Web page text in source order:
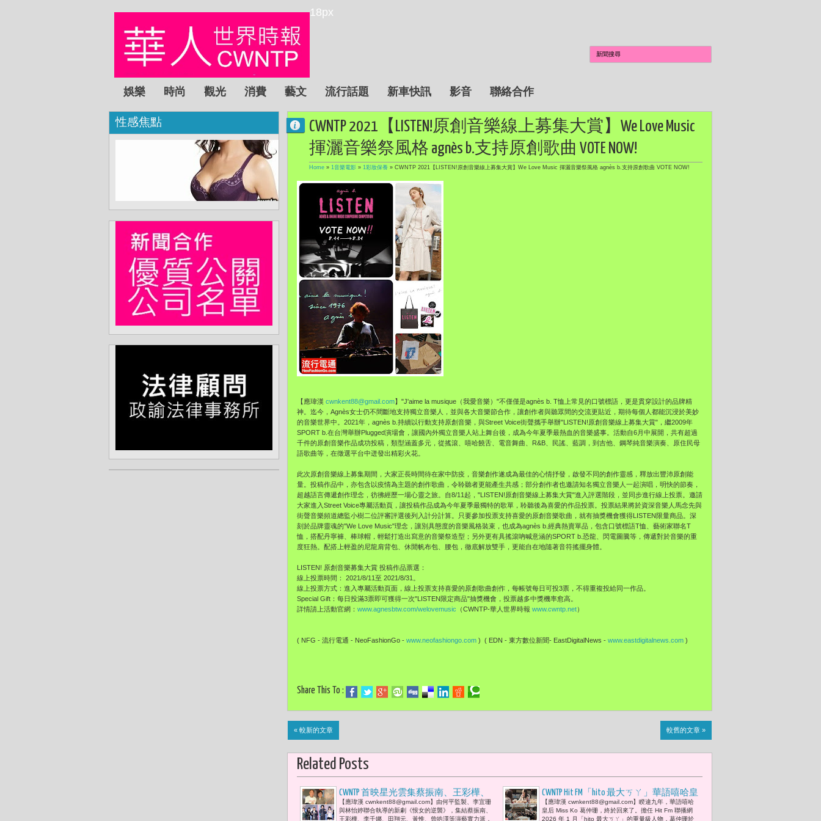
18px
娛樂 時尚 觀光 消費 藝文 流行話題 新車快訊 影音 聯絡合作
CWNTP 2021【LISTEN!原創音樂線上募集大賞】We Love Music
揮灑音樂祭風格 agnès b.支持原創歌曲 VOTE NOW!
Home » 1音樂電影 » 1彩妝保養 » CWNTP 2021【LISTEN!原創音樂線上募集大賞】We Love Music 揮灑音樂祭風格 agnès b.支持原創歌曲 VOTE NOW!
【應瑋漢 cwnkent88@gmail.com】"J'aime la musique（我愛音樂）"不僅僅是agnès b. T恤上常見的口號標語，更是貫穿設計的品牌精
神。迄今，Agnès女士仍不間斷地支持獨立音樂人，並與各大音樂節合作，讓創作者與聽眾間的交流更貼近，期待每個人都能沉浸於美妙
的音樂世界中。2021年，agnès b.持續以行動支持原創音樂，與Street Voice街聲攜手舉辦"LISTEN!原創音樂線上募集大賞"，繼2009年
SPORT b.在台灣舉辦Plugged演場會，讓國內外獨立音樂人站上舞台後，成為今年夏季最熱血的音樂盛事。活動自6月中展開，共有超過
千件的原創音樂作品成功投稿，類型涵蓋多元，從搖滾、嘻哈饒舌、電音舞曲、R&B、民謠、藍調，到吉他、鋼琴純音樂演奏、原住民母
語歌曲等，在徵選平台中迸發出精彩火花。
此次原創音樂線上募集期間，大家正長時間待在家中防疫，音樂創作遂成為最佳的心情抒發，啟發不同的創作靈感，釋放出豐沛原創能
量。投稿作品中，亦包含以疫情為主題的創作歌曲，令聆聽者更能產生共感；部分創作者也邀請知名獨立音樂人一起演唱，明快的節奏，
超越語言傳遞創作理念，彷彿經歷一場心靈之旅。自8/11起，"LISTEN!原創音樂線上募集大賞"進入評選階段，並同步進行線上投票。邀請
大家進入Street Voice專屬活動頁，讓投稿作品成為今年夏季最獨特的歌單，聆聽後為喜愛的作品投票。投票結果將於資深音樂人馬念先與
街聲音樂頻道總監小樹二位評審評選後列入計分計算。只要參加投票支持喜愛的原創音樂歌曲，就有抽獎機會獲得LISTEN限量商品。深
刻於品牌靈魂的"We Love Music"理念，讓別具態度的音樂風格裝束，也成為agnès b.經典熱賣單品，包含口號標語T恤、藝術家聯名T
恤，搭配丹寧褲、棒球帽，輕鬆打造出寫意的音樂祭造型；另外更有具搖滾吶喊意涵的SPORT b.恐龍、閃電圖騰等，傳遞對於音樂的重
度狂熱。配搭上輕盈的尼龍肩背包、休閒帆布包、腰包，徹底解放雙手，更能自在地隨著音符搖擺身體。
LISTEN! 原創音樂募集大賞 投稿作品票選：
線上投票時間： 2021/8/11至 2021/8/31。
線上投票方式：進入專屬活動頁面，線上投票支持喜愛的原創歌曲創作，每帳號每日可投3票，不得重複投給同一作品。
Special Gift：每日投滿3票即可獲得一次"LISTEN限定商品"抽獎機會，投票越多中獎機率愈高。
詳情請上活動官網： www.agnesbtw.com/welovemusic （CWNTP-華人世界時報 www.cwntp.net）
( NFG - 流行電通 - NeoFashionGo - www.neofashiongo.com ) ( EDN - 東方數位新聞- EastDigitalNews - www.eastdigitalnews.com )
Share This To :
« 較新的文章 較舊的文章 »
Related Posts
CWNTP 首映星光雲集蔡振南、王彩樺、
李千娜共演 《恨女的逆襲》揭開現代女
性逆襲序幕 金鐘獎個人音效獎得主余政
【應瑋漢 cwnkent88@gmail.com】由何平監製、李宜珊
與林怡婷聯合執導的新劇《恨女的逆襲》，集結蔡振南、
王彩樺、李千娜、田翔元、黃惟、曾皓澤等演藝實力派，
CWNTP Hit FM「hito 最大ㄎㄚ」華語嘻哈皇
后 Miss Ko 葛仲珊 Queen is Back！以
《soul.food 靈食》新專輯回歸，用音樂
【應瑋漢 cwnkent88@gmail.com】睽違九年，華語嘻哈
皇后 Miss Ko 葛仲珊，終於回來了。擔任 Hit Fm 聯播網
2026 年 1 月「hito 最大ㄎㄚ」的重量級人物，葛仲珊於
性感焦點